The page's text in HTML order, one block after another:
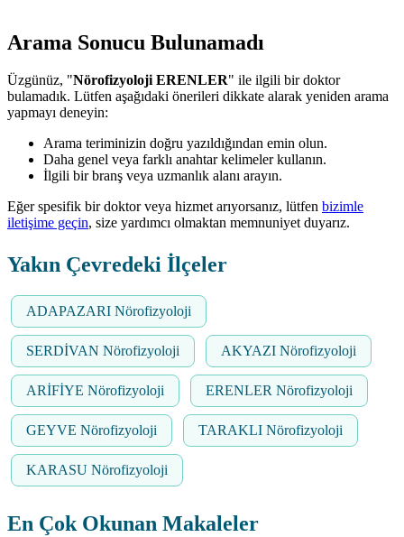
Arama Sonucu Bulunamadı
Üzgünüz, "Nörofizyoloji ERENLER" ile ilgili bir doktor
bulamadık. Lütfen aşağıdaki önerileri dikkate alarak yeniden arama
yapmayı deneyin:
Arama teriminizin doğru yazıldığından emin olun.
Daha genel veya farklı anahtar kelimeler kullanın.
İlgili bir branş veya uzmanlık alanı arayın.
Eğer spesifik bir doktor veya hizmet arıyorsanız, lütfen bizimle
iletişime geçin, size yardımcı olmaktan memnuniyet duyarız.
Yakın Çevredeki İlçeler
ADAPAZARI Nörofizyoloji
SERDİVAN Nörofizyoloji AKYAZI Nörofizyoloji
ARİFİYE Nörofizyoloji ERENLER Nörofizyoloji
GEYVE Nörofizyoloji TARAKLI Nörofizyoloji
KARASU Nörofizyoloji
En Çok Okunan Makaleler